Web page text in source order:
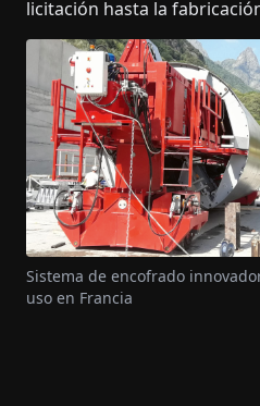
licitación hasta la
Sistema de encofrado
uso en Francia